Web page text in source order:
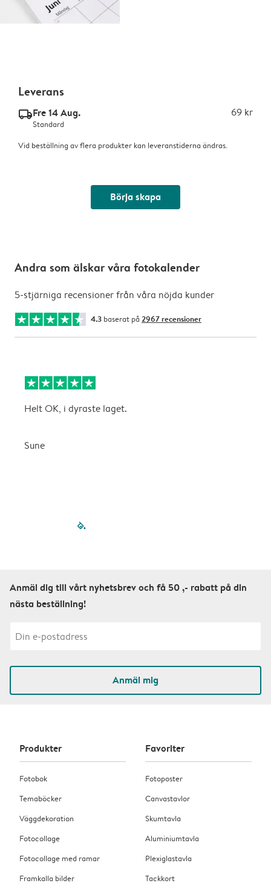
Leverans
delivery_standard_v2Fre 14 Aug. 69 kr
Standard
Vid beställning av flera produkter kan leveranstiderna ändras.
Börja skapa
Andra som älskar våra fotokalender
5-stjärniga recensioner från våra nöjda kunder
4.3 baserat på 2967 recensioner
Helt OK, i dyraste laget.
Sune
filled-pagination
Anmäl dig till vårt nyhetsbrev och få 50 ,- rabatt på din
nästa beställning!
Anmäl mig
Produkter
Fotobok
Temaböcker
Väggdekoration
Fotocollage
Fotocollage med ramar
Framkalla bilder
Favoriter
Fotoposter
Canvastavlor
Skumtavla
Aluminiumtavla
Plexiglastavla
Tackkort